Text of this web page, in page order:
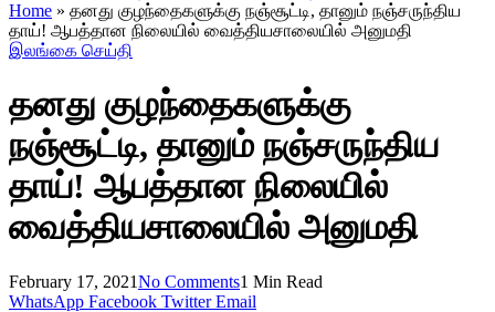
Home » தனது குழந்தைகளுக்கு நஞ்சூட்டி, தானும் நஞ்சருந்திய
தாய்! ஆபத்தான நிலையில் வைத்தியசாலையில் அனுமதி
இலங்கை செய்தி
தனது குழந்தைகளுக்கு
நஞ்சூட்டி, தானும் நஞ்சருந்திய
தாய்! ஆபத்தான நிலையில்
வைத்தியசாலையில் அனுமதி
February 17, 2021No Comments1 Min Read
WhatsApp Facebook Twitter Email